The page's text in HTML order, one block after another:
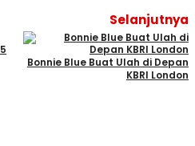
Selanjutnya
Bonnie Blue Buat Ulah di Depan
KBRI London